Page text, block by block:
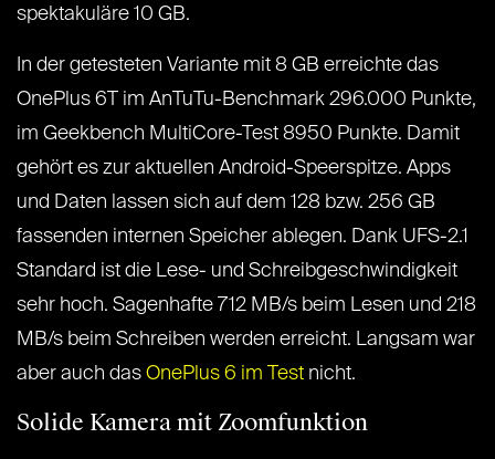
spektakuläre 10 GB.
In der getesteten Variante mit 8 GB erreichte das
OnePlus 6T im AnTuTu-Benchmark 296.000 Punkte,
im Geekbench MultiCore-Test 8950 Punkte. Damit
gehört es zur aktuellen Android-Speerspitze. Apps
und Daten lassen sich auf dem 128 bzw. 256 GB
fassenden internen Speicher ablegen. Dank UFS-2.1
Standard ist die Lese- und Schreibgeschwindigkeit
sehr hoch. Sagenhafte 712 MB/s beim Lesen und 218
MB/s beim Schreiben werden erreicht. Langsam war
aber auch das OnePlus 6 im Test nicht.
Solide Kamera mit Zoomfunktion